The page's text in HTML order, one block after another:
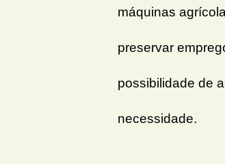
máquinas
preservar
possibilidade de
necessidade.